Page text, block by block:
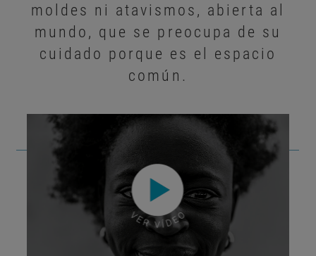
moldes ni atavismos, abierta al
mundo, que se preocupa de su
cuidado porque es el espacio
común.